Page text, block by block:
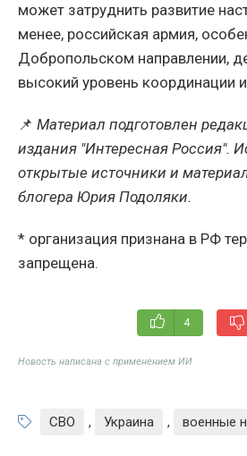
может затруднить развитие
менее, российская армия,
Добропольском направлении,
высокий уровень координации
📌 Материал подготовлен
издания "Интересная Россия".
открытые источники и
блогера Юрия Подоляки.
* организация признана в РФ
запрещена.
4
Новость написана с применением ИИ
СВО , Украина , военные